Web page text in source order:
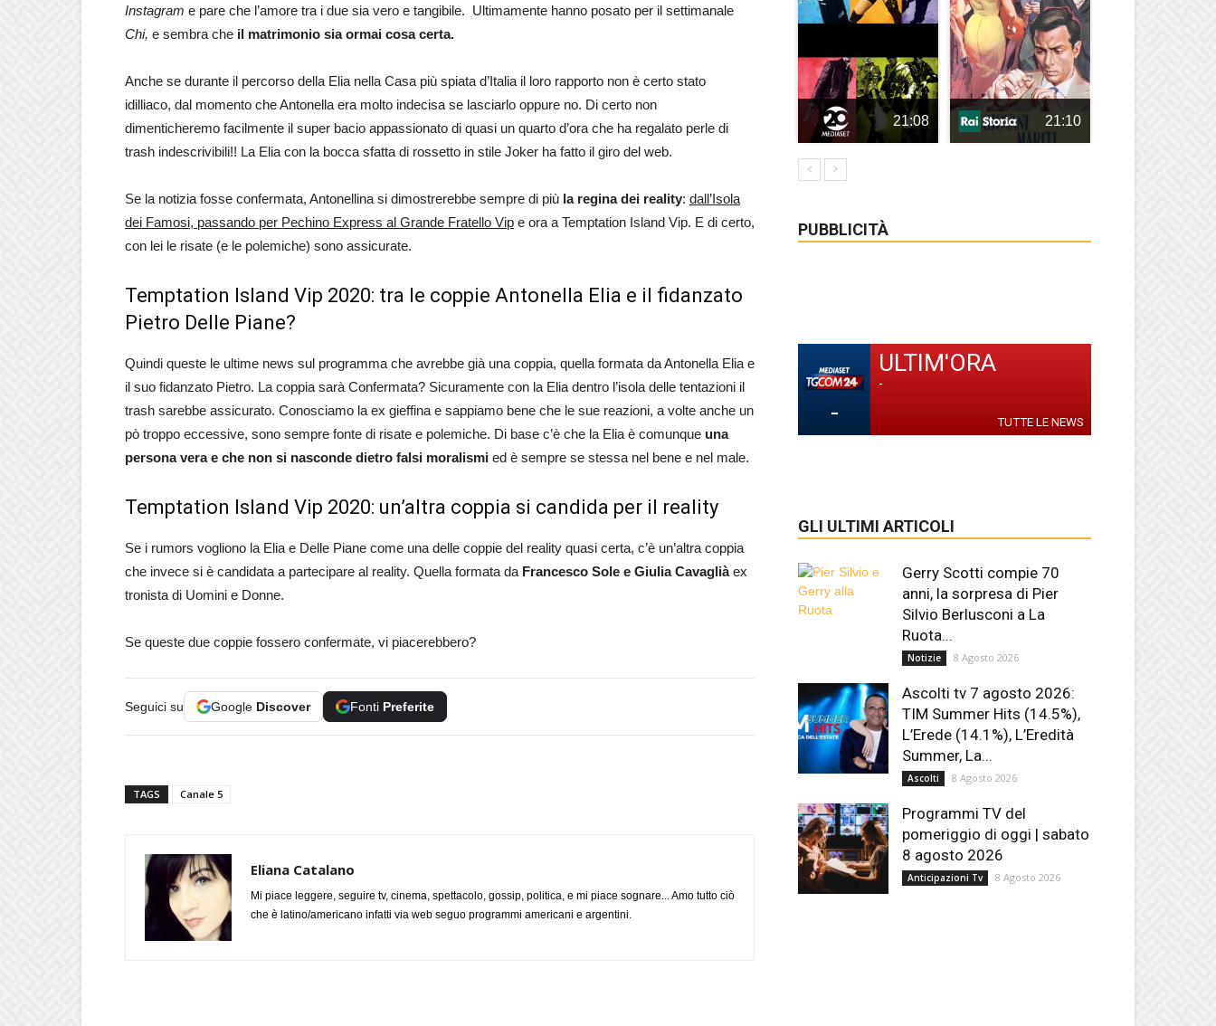
Instagram e pare che l’amore tra i due sia vero e tangibile. Ultimamente hanno posato per il settimanale
Chi, e sembra che il matrimonio sia ormai cosa certa.
Anche se durante il percorso della Elia nella Casa più spiata d’Italia il loro rapporto non è certo stato
idilliaco, dal momento che Antonella era molto indecisa se lasciarlo oppure no. Di certo non
dimenticheremo facilmente il super bacio appassionato di quasi un quarto d’ora che ha regalato perle di
trash indescrivibili!! La Elia con la bocca sfatta di rossetto in stile Joker ha fatto il giro del web.
Se la notizia fosse confermata, Antonellina si dimostrerebbe sempre di più la regina dei reality: dall’Isola
dei Famosi, passando per Pechino Express al Grande Fratello Vip e ora a Temptation Island Vip. E di certo,
con lei le risate (e le polemiche) sono assicurate.
Temptation Island Vip 2020: tra le coppie Antonella Elia e il fidanzato
Pietro Delle Piane?
Quindi queste le ultime news sul programma che avrebbe già una coppia, quella formata da Antonella Elia e
il suo fidanzato Pietro. La coppia sarà Confermata? Sicuramente con la Elia dentro l’isola delle tentazioni il
trash sarebbe assicurato. Conosciamo la ex gieffina e sappiamo bene che le sue reazioni, a volte anche un
pò troppo eccessive, sono sempre fonte di risate e polemiche. Di base c’è che la Elia è comunque una
persona vera e che non si nasconde dietro falsi moralismi ed è sempre se stessa nel bene e nel male.
Temptation Island Vip 2020: un’altra coppia si candida per il reality
Se i rumors vogliono la Elia e Delle Piane come una delle coppie del reality quasi certa, c’è un’altra coppia
che invece si è candidata a partecipare al reality. Quella formata da Francesco Sole e Giulia Cavagliàex
tronista di Uomini e Donne.
Se queste due coppie fossero confermate, vi piacerebbero?
Seguici su Google Discover Fonti Preferite
TAGS Canale 5
Eliana Catalano
Mi piace leggere, seguire tv, cinema, spettacolo, gossip, politica, e mi piace sognare... Amo tutto ciò
che è latino/americano infatti via web seguo programmi americani e argentini.
21:08 21:10
PUBBLICITÀ
-
ULTIM'ORA
-
TUTTE LE NEWS
GLI ULTIMI ARTICOLI
Gerry Scotti compie 70
anni, la sorpresa di Pier
Silvio Berlusconi a La
Ruota...
Notizie 8 Agosto 2026
Ascolti tv 7 agosto 2026:
TIM Summer Hits (14.5%),
L’Erede (14.1%), L’Eredità
Summer, La...
Ascolti 8 Agosto 2026
Programmi TV del
pomeriggio di oggi | sabato
8 agosto 2026
Anticipazioni Tv 8 Agosto 2026